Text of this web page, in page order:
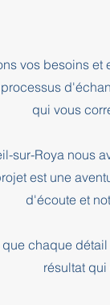
vos besoins
qui vous
sur-Roya
est une
d'écoute et
chaque
résultat